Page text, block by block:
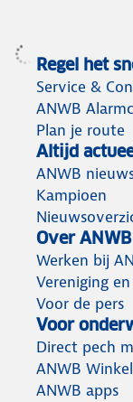
Regel het
Service &
ANWB
Plan je route
Altijd
ANWB
Kampioen
Over ANWB
Werken bij
Vereniging
Voor de pers
Voor
Direct pech
ANWB
ANWB apps